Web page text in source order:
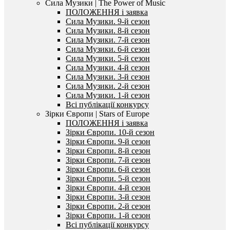
Сила Музики | The Power of Music
ПОЛОЖЕННЯ і заявка
Сила Музики. 9-й сезон
Сила Музики. 8-й сезон
Сила Музики. 7-й сезон
Сила Музики. 6-й сезон
Сила Музики. 5-й сезон
Сила Музики. 4-й сезон
Сила Музики. 3-й сезон
Сила Музики. 2-й сезон
Сила Музики. 1-й сезон
Всі публікації конкурсу
Зірки Європи | Stars of Europe
ПОЛОЖЕННЯ і заявка
Зірки Європи. 10-й сезон
Зірки Європи. 9-й сезон
Зірки Європи. 8-й сезон
Зірки Європи. 7-й сезон
Зірки Європи. 6-й сезон
Зірки Європи. 5-й сезон
Зірки Європи. 4-й сезон
Зірки Європи. 3-й сезон
Зірки Європи. 2-й сезон
Зірки Європи. 1-й сезон
Всі публікації конкурсу